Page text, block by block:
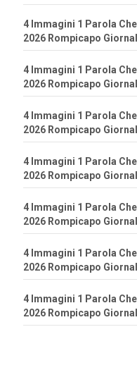
4 Immagini 1 Parola
2026 Rompicapo
4 Immagini 1 Parola
2026 Rompicapo
4 Immagini 1 Parola
2026 Rompicapo
4 Immagini 1 Parola
2026 Rompicapo
4 Immagini 1 Parola
2026 Rompicapo
4 Immagini 1 Parola
2026 Rompicapo
4 Immagini 1 Parola
2026 Rompicapo